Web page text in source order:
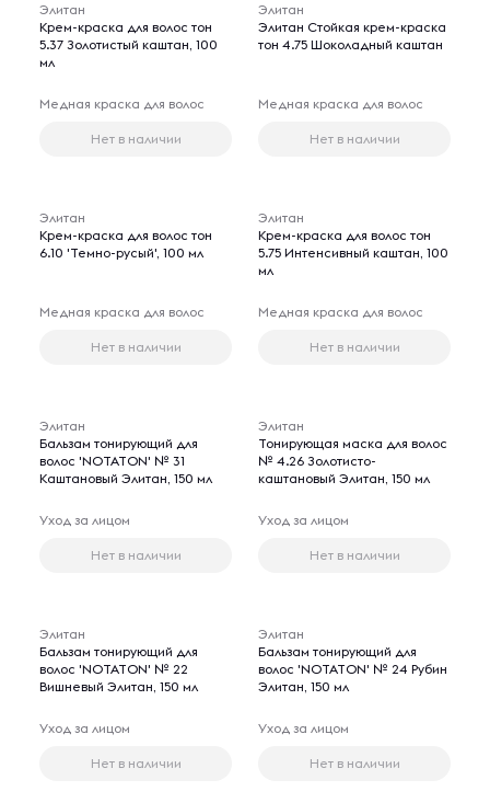
Элитан
Крем-краска для волос тон
5.37 Золотистый каштан, 100
мл
Медная краска для волос
Нет в наличии
Элитан
Элитан Стойкая крем-краска
тон 4.75 Шоколадный каштан
Медная краска для волос
Нет в наличии
Элитан
Крем-краска для волос тон
6.10 'Темно-русый', 100 мл
Медная краска для волос
Нет в наличии
Элитан
Крем-краска для волос тон
5.75 Интенсивный каштан, 100
мл
Медная краска для волос
Нет в наличии
Элитан
Бальзам тонирующий для
волос 'NOTATON' № 31
Каштановый Элитан, 150 мл
Уход за лицом
Нет в наличии
Элитан
Тонирующая маска для волос
№ 4.26 Золотисто-
каштановый Элитан, 150 мл
Уход за лицом
Нет в наличии
Элитан
Бальзам тонирующий для
волос 'NOTATON' № 22
Вишневый Элитан, 150 мл
Уход за лицом
Нет в наличии
Элитан
Бальзам тонирующий для
волос 'NOTATON' № 24 Рубин
Элитан, 150 мл
Уход за лицом
Нет в наличии